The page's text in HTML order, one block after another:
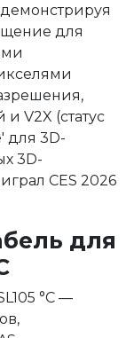
для
V2X (статус
для 3D-
3D-
CES 2026
для
°C —